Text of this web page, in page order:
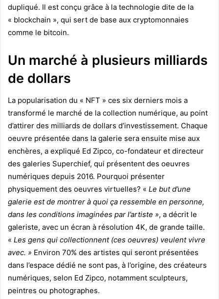
dupliqué. Il est conçu grâce à la technologie dite de la
« blockchain », qui sert de base aux cryptomonnaies
comme le bitcoin.
Un marché à plusieurs milliards
de dollars
La popularisation du « NFT » ces six derniers mois a
transformé le marché de la collection numérique, au point
d’attirer des milliards de dollars d’investissement. Chaque
oeuvre présentée dans la galerie sera ensuite mise aux
enchères, a expliqué Ed Zipco, co-fondateur et directeur
des galeries Superchief, qui présentent des oeuvres
numériques depuis 2016. Pourquoi présenter
physiquement des oeuvres virtuelles? « Le but d’une
galerie est de montrer à quoi ça ressemble en personne,
dans les conditions imaginées par l’artiste », a décrit le
galeriste, avec un écran à résolution 4K, de grande taille.
« Les gens qui collectionnent (ces oeuvres) veulent vivre
avec. » Environ 70% des artistes qui seront présentées
dans l’espace dédié ne sont pas, à l’origine, des créateurs
numériques, selon Ed Zipco, notamment sculpteurs,
peintres ou photographes.